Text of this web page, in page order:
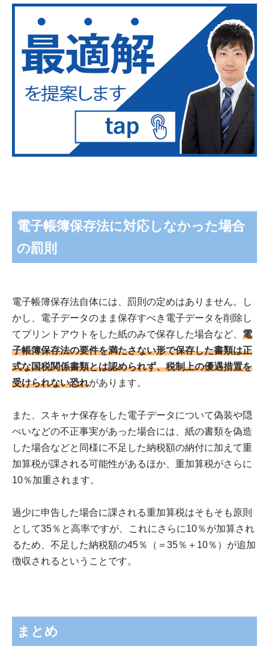
電子帳簿保存法に対応しなかった場合
の罰則
電子帳簿保存法自体には、罰則の定めはありません。し
かし、電子データのまま保存すべき電子データを削除し
てプリントアウトをした紙のみで保存した場合など、 電
子帳簿保存法の要件を満たさない形で保存した書類は正
式な国税関係書類とは認められず、税制上の優遇措置を
受けられない恐れがあります。
また、スキャナ保存をした電子データについて偽装や隠
ぺいなどの不正事実があった場合には、紙の書類を偽造
した場合などと同様に不足した納税額の納付に加えて重
加算税が課される可能性があるほか、重加算税がさらに
10％加重されます。
過少に申告した場合に課される重加算税はそもそも原則
として35％と高率ですが、これにさらに10％が加算され
るため、不足した納税額の45％（＝35％＋10％）が追加
徴収されるということです。
まとめ